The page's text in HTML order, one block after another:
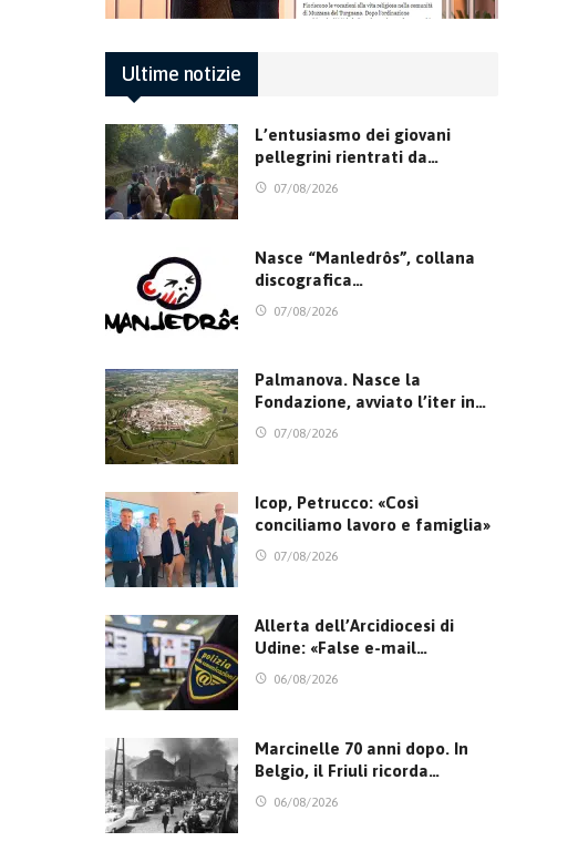
Ultime notizie
L’entusiasmo dei giovani
pellegrini rientrati da…
07/08/2026
Nasce “Manledrôs”, collana
discografica…
07/08/2026
Palmanova. Nasce la
Fondazione, avviato l’iter in…
07/08/2026
Icop, Petrucco: «Così
conciliamo lavoro e famiglia»
07/08/2026
Allerta dell’Arcidiocesi di
Udine: «False e-mail…
06/08/2026
Marcinelle 70 anni dopo. In
Belgio, il Friuli ricorda…
06/08/2026